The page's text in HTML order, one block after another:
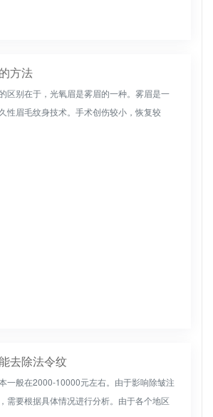
方法
区别在于，光氧眉是雾眉的一种。雾眉是一
性眉毛纹身技术。手术创伤较小，恢复较
去除法令纹
一般在2000-10000元左右。由于影响除皱注
需要根据具体情况进行分析。由于各个地区